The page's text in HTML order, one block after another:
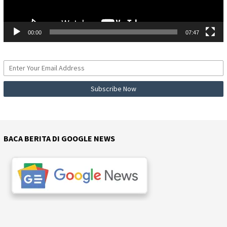
00:00 07:47
BACA BERITA DI GOOGLE NEWS